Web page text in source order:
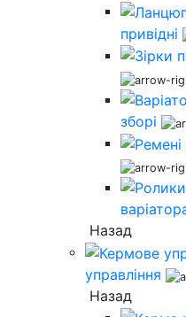
привідні
зборі
Назад
управління
Назад